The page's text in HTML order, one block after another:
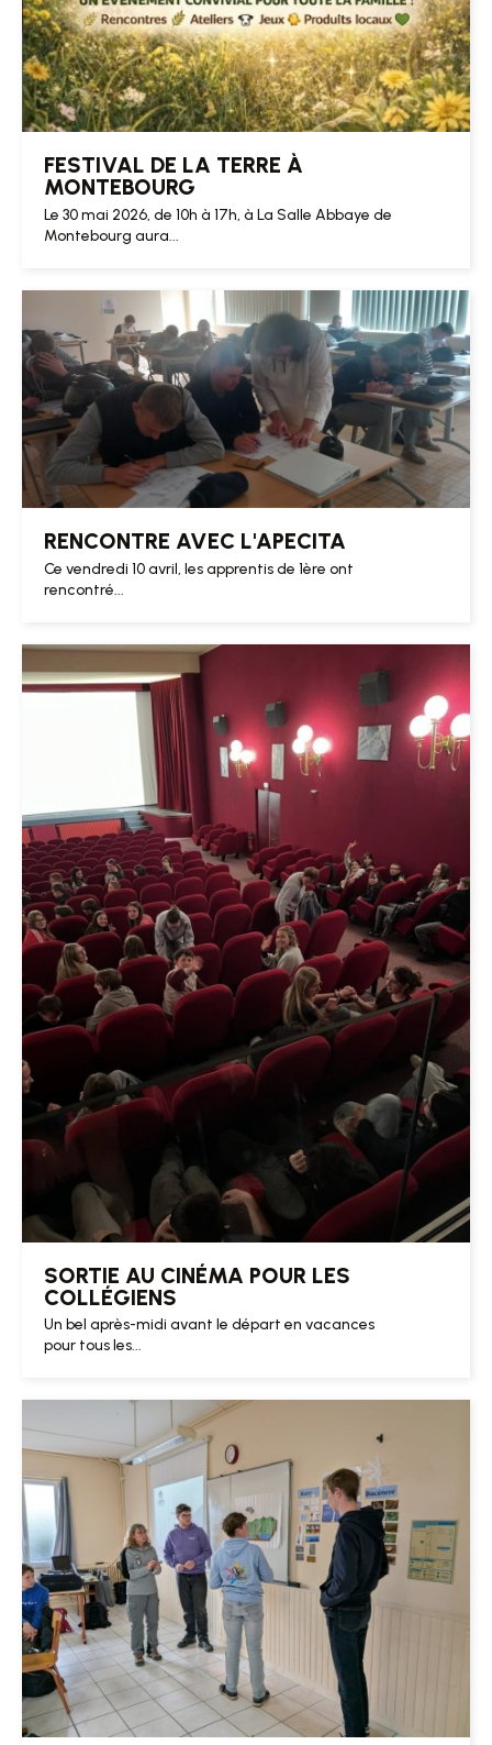
FESTIVAL DE LA TERRE À
MONTEBOURG
Le 30 mai 2026, de 10h à 17h, à La Salle Abbaye de
Montebourg aura...
RENCONTRE AVEC L'APECITA
Ce vendredi 10 avril, les apprentis de 1ère ont
rencontré...
SORTIE AU CINÉMA POUR LES
COLLÉGIENS
Un bel après-midi avant le départ en vacances
pour tous les...